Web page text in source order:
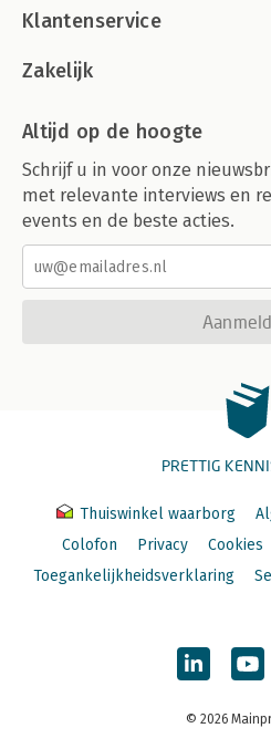
Klantenservice
Zakelijk
Altijd op de hoogte
Schrijf u in voor onze
met relevante interviews en
events en de beste acties.
PRETTIG
Thuiswinkel waarborg
Colofon
Privacy Cookies
Toegankelijkheidsverklaring
© 2026